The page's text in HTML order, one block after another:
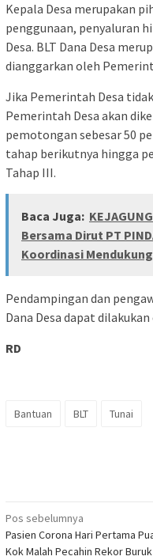
Kepala Desa merupakan
penggunaan, penyaluran
Desa. BLT Dana Desa
dianggarkan oleh
Jika Pemerintah Desa
Pemerintah Desa akan
pemotongan sebesar 50
tahap berikutnya hingga
Tahap III.
Baca Juga:
Bersama Dirut PT
Koordinasi
Pendampingan dan
Dana Desa dapat
RD
Bantuan BLT Tunai
Navigasi
pos
Pos sebelumnya
Pasien Corona Hari Pertama
Kok Malah Pecahin Rekor Buruk